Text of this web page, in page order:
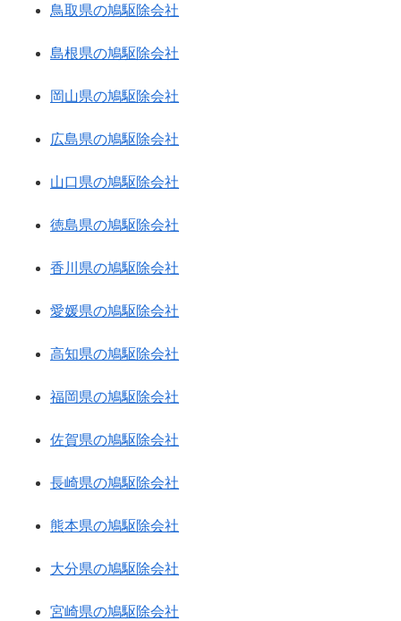
鳥取県の鳩駆除会社
島根県の鳩駆除会社
岡山県の鳩駆除会社
広島県の鳩駆除会社
山口県の鳩駆除会社
徳島県の鳩駆除会社
香川県の鳩駆除会社
愛媛県の鳩駆除会社
高知県の鳩駆除会社
福岡県の鳩駆除会社
佐賀県の鳩駆除会社
長崎県の鳩駆除会社
熊本県の鳩駆除会社
大分県の鳩駆除会社
宮崎県の鳩駆除会社